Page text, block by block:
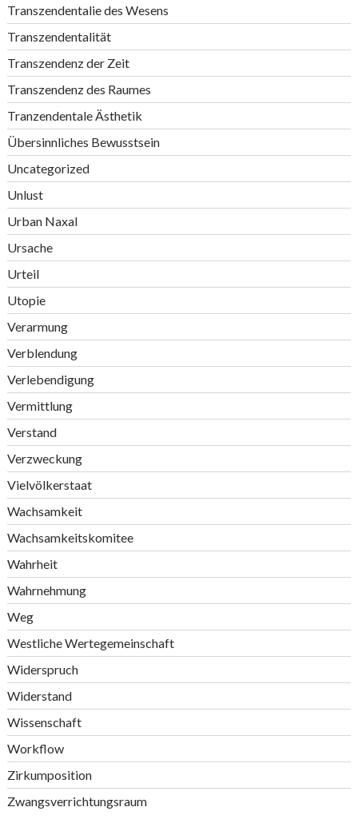
Transzendentalie des Wesens
Transzendentalität
Transzendenz der Zeit
Transzendenz des Raumes
Tranzendentale Ästhetik
Übersinnliches Bewusstsein
Uncategorized
Unlust
Urban Naxal
Ursache
Urteil
Utopie
Verarmung
Verblendung
Verlebendigung
Vermittlung
Verstand
Verzweckung
Vielvölkerstaat
Wachsamkeit
Wachsamkeitskomitee
Wahrheit
Wahrnehmung
Weg
Westliche Wertegemeinschaft
Widerspruch
Widerstand
Wissenschaft
Workflow
Zirkumposition
Zwangsverrichtungsraum